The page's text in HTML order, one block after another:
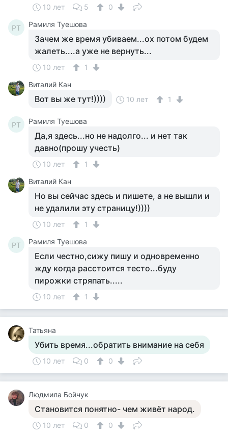
10 лет 5 0
РТ Рамиля Туешова
Зачем же время убиваем...ох потом будем
жалеть....а уже не вернуть...
10 лет
1
Виталий Кан
Вот вы же тут!)))) 10 лет 1
РТ Рамиля Туешова
Да,я здесь...но не надолго... и нет так
давно(прошу учесть)
10 лет
1
Виталий Кан
Но вы сейчас здесь и пишете, а не вышли и
не удалили эту страницу!))))
10 лет 1
РТ Рамиля Туешова
Если честно,сижу пишу и одновременно
жду когда расстоится тесто...буду
пирожки стряпать.....
10 лет 1
Татьяна
Убить время...обратить внимание на себя
10 лет 0 0
Людмила Бойчук
Становится понятно- чем живёт народ.
10 лет 0 0